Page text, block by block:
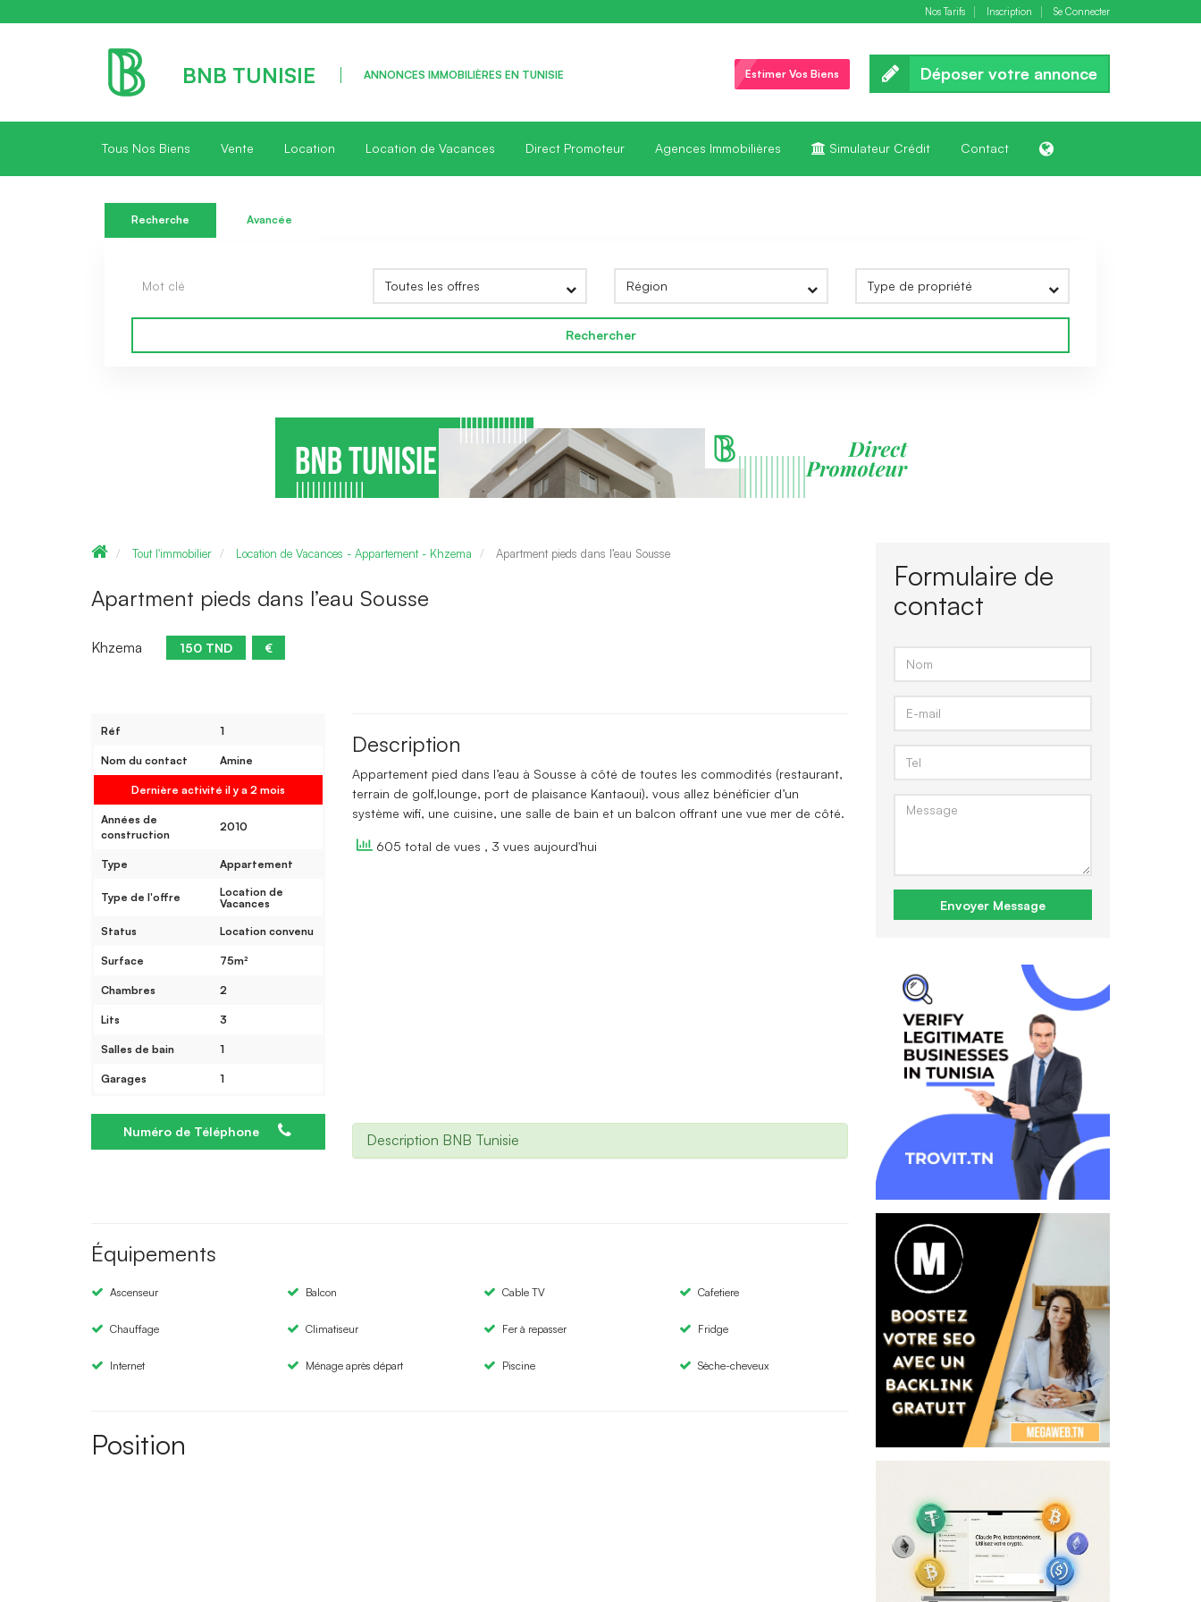
Nos Tarifs Inscription Se Connecter
BNB TUNISIE ANNONCES IMMOBILIÈRES EN TUNISIE Estimer Vos Biens Déposer votre annonce
Tous Nos Biens Vente Location Location de Vacances Direct Promoteur Agences Immobilières Simulateur Crédit Contact
Recherche Avancée
Rechercher
Tout l'immobilier Location de Vacances - Appartement - Khzema Apartment pieds dans l’eau Sousse
Apartment pieds dans l’eau Sousse
Khzema 150 TND €
Réf 1
Nom du contact Amine
Dernière activité il y a 2 mois
Années de
construction
2010
Type Appartement
Type de l'offre
Location de
Vacances
Status Location convenu
Surface 75m²
Chambres 2
Lits 3
Salles de bain 1
Garages 1
Numéro de Téléphone
Description
Appartement pied dans l’eau à Sousse à côté de toutes les commodités (restaurant,
terrain de golf,lounge, port de plaisance Kantaoui). vous allez bénéficier d’un
système wifi, une cuisine, une salle de bain et un balcon offrant une vue mer de côté.
605 total de vues , 3 vues aujourd'hui
Description BNB Tunisie
Équipements
Ascenseur Balcon Cable TV Cafetiere
Chauffage Climatiseur Fer à repasser Fridge
Internet Ménage après départ Piscine Sèche-cheveux
Position
Formulaire de
contact
Envoyer Message